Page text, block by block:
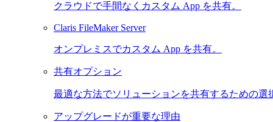
クラウドで手間なくカスタム App を共有。
Claris FileMaker Server
オンプレミスでカスタム App を共有。
共有オプション
最適な方法でソリューションを共有するための選
アップグレードが重要な理由